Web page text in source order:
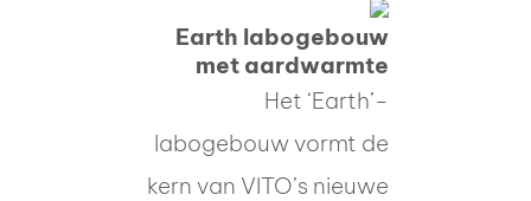
Earth labogebouw
met aardwarmte
Het ‘Earth’-
labogebouw vormt de
kern van VITO’s nieuwe